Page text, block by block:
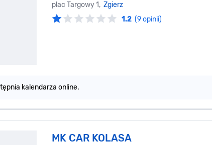
plac Targowy 1, Zgierz
1.2 (9 opinii)
kalendarza online.
MK CAR KOLASA